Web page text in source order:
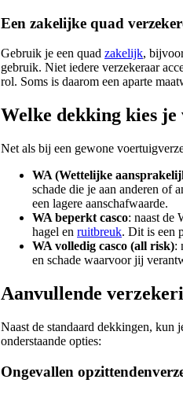
Een zakelijke quad
Gebruik je een quad zakelijk,
gebruik. Niet iedere verzekeraar
rol. Soms is daarom een aparte
Welke dekking kies je
Net als bij een gewone
WA (Wettelijke
schade die je aan anderen of
een lagere aanschafwaarde.
WA beperkt casco: naast de
hagel en ruitbreuk. Dit is een
WA volledig casco (all risk):
en schade waarvoor jij
Aanvullende
Naast de standaard dekkingen, kun
onderstaande opties:
Ongevallen